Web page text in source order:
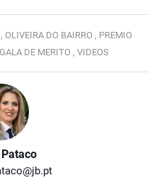
OLIVEIRA DO BAIRRO , PREMIO
DE MERITO , VIDEOS